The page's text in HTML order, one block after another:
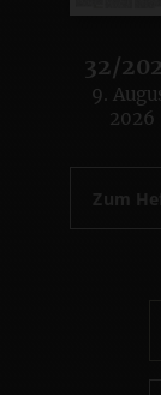
32/
:
9.
2026
Zum